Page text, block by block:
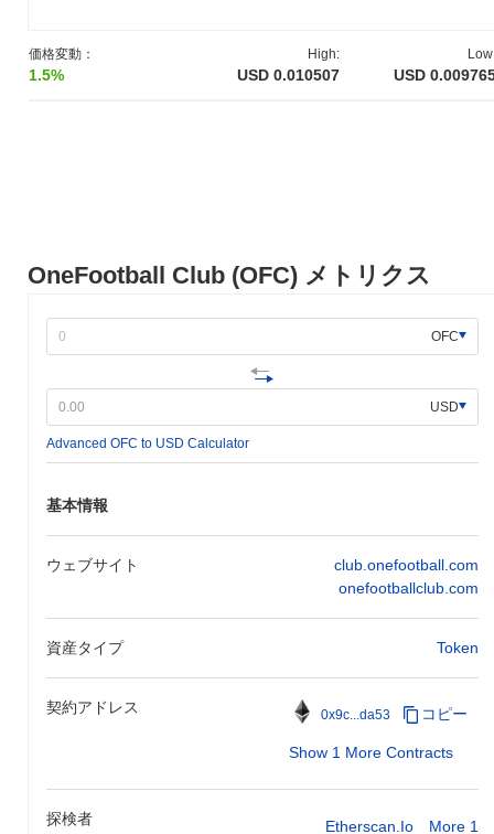
OneFootball Club (OFC) メトリクス
OFC
USD
Advanced OFC to USD Calculator
基本情報
ウェブサイト
club.onefootball.com
onefootballclub.com
資産タイプ Token
契約アドレス 0x9c...da53 コピー
Show 1 More Contracts
探検者 Etherscan.io More 1
価格変動：
1.5%
High:
USD 0.010507 USD
第1376位にランクされています。この数字は、161 274 670の
OFCトークンの流通供給量に基づいて計算されています。